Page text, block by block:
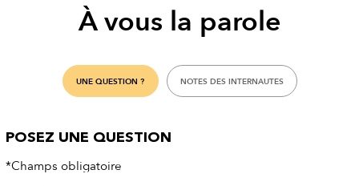
À vous la parole
UNE QUESTION ? NOTES DES INTERNAUTES
POSEZ UNE QUESTION
*Champs obligatoire